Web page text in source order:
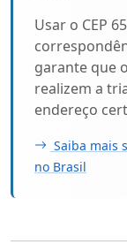
Usar o CEP
garante que
realizem a
endereço
Saiba mais
no Brasil